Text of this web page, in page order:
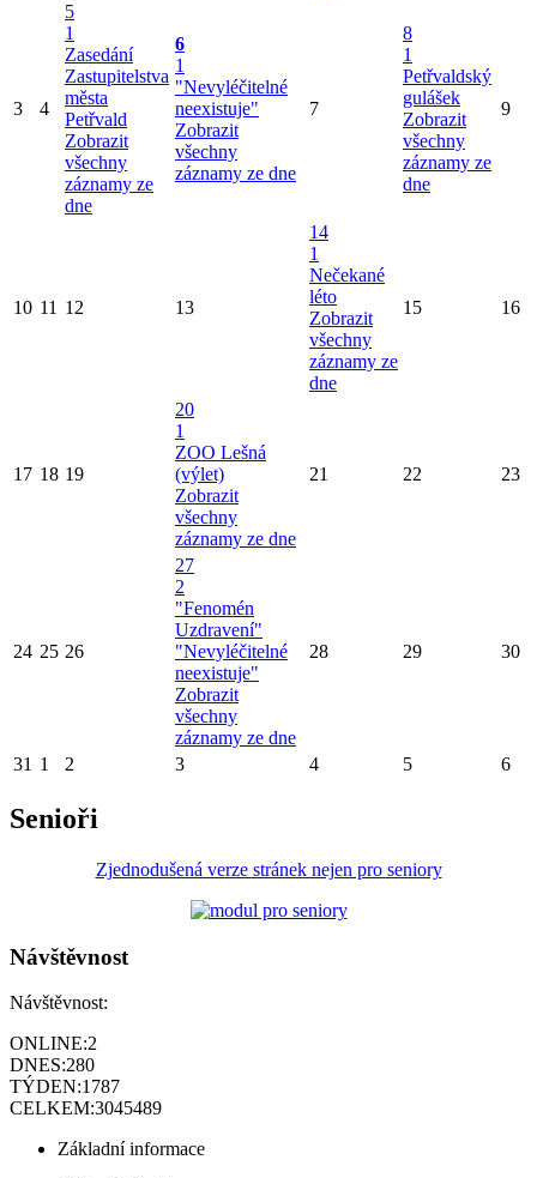
3 4
5
1
Zasedání
Zastupitelstva
města
Petřvald
Zobrazit
všechny
záznamy ze
dne
6
1
"Nevyléčitelné
neexistuje"
Zobrazit
všechny
záznamy ze dne
7
8
1
Petřvaldský
gulášek
Zobrazit
všechny
záznamy ze
dne
9
10 11 12 13
14
1
Nečekané
léto
Zobrazit
všechny
záznamy ze
dne
15 16
17 18 19
20
1
ZOO Lešná
(výlet)
Zobrazit
všechny
záznamy ze dne
21 22 23
24 25 26
27
2
"Fenomén
Uzdravení"
"Nevyléčitelné
neexistuje"
Zobrazit
všechny
záznamy ze dne
28 29 30
31 1 2 3 4 5 6
Senioři
Zjednodušená verze stránek nejen pro seniory
Návštěvnost
Návštěvnost:
ONLINE:2
DNES:280
TÝDEN:1787
CELKEM:3045489
Základní informace